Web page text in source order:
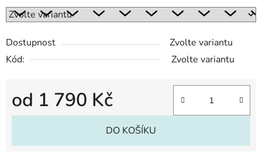
Dostupnost
Zvolte variantu
Kód:
Zvolte variantu
od 1 790 Kč
Měrná cena:
DO KOŠÍKU